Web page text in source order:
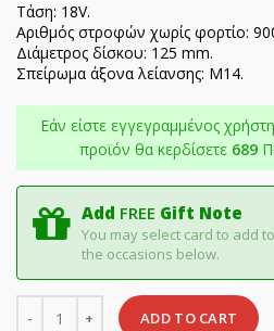
Τάση: 18V.
Αριθμός στροφών χωρίς φορτίο:
Διάμετρος δίσκου: 125 mm.
Σπείρωμα άξονα λείανσης: M14.
Εάν είστε εγγεγραμμένος
προϊόν θα κερδίσετε 689
Add FREE Gift Note
You may select card to add
the occasions below.
ADD TO CART